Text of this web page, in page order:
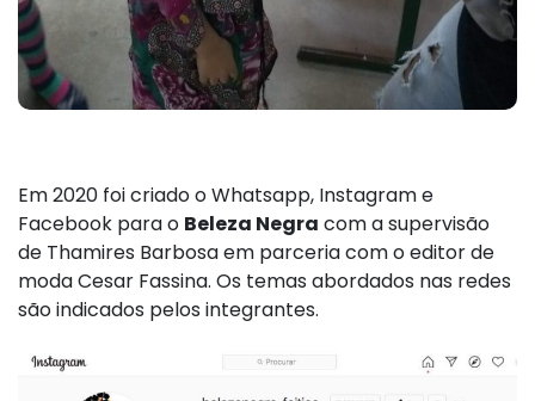
Em 2020 foi criado o Whatsapp, Instagram e
Facebook para o Beleza Negra com a supervisão
de Thamires Barbosa em parceria com o editor de
moda Cesar Fassina. Os temas abordados nas redes
são indicados pelos integrantes.